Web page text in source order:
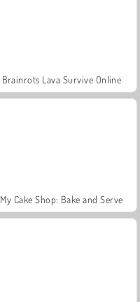
Brainrots Lava Survive Online
My Cake Shop: Bake and Serve